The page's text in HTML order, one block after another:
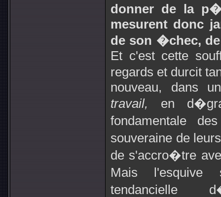
donner de la
mesurent donc
de son �chec,
Et c'est cette
regards et durcit
nouveau, dans
travail, en
fondamentale
souveraine de
de s'accro�tre
Mais
tendancielle